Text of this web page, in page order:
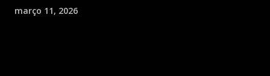
março 11, 2026